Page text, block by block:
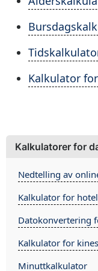
Kalkulator
Kalkulatorer for
Nedtelling av
Kalkulator for
Datokonvertering
Kalkulator for
Minuttkalkulator